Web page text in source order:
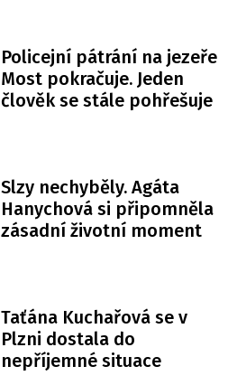
Policejní pátrání na jezeře
Most pokračuje. Jeden
člověk se stále pohřešuje
Slzy nechyběly. Agáta
Hanychová si připomněla
zásadní životní moment
Taťána Kuchařová se v
Plzni dostala do
nepříjemné situace